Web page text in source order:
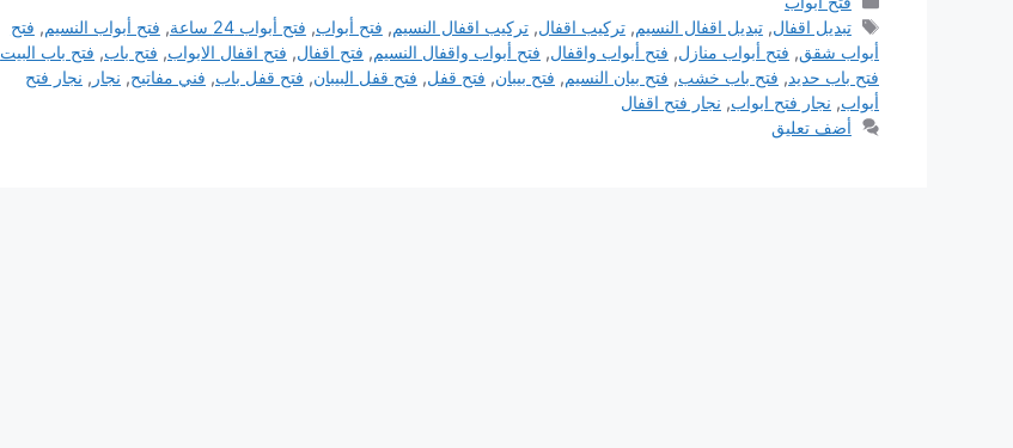
الوسوم
تبديل اقفال,تبديل اقفال النسيم,تركيب اقفال,تركيب اقفال النسيم, فتح أبواب, فتح أبواب 24 ساعة , فتح أبواب النسيم, فتح
أبواب شقق, فتح أبواب منازل, فتح أبواب واقفال, فتح أبواب واقفال النسيم, فتح اقفال, فتح اقفال الابواب, فتح باب, فتح باب البيت
فتح باب حديد, فتح باب خشب, فتح بيان النسيم, فتح بيبان, فتح قفل, فتح قفل البيبان, فتح قفل باب, فني مفاتيح, نجار , نجار فتح
أبواب, نجار فتح ابواب, نجار فتح اقفال
أضف تعليق